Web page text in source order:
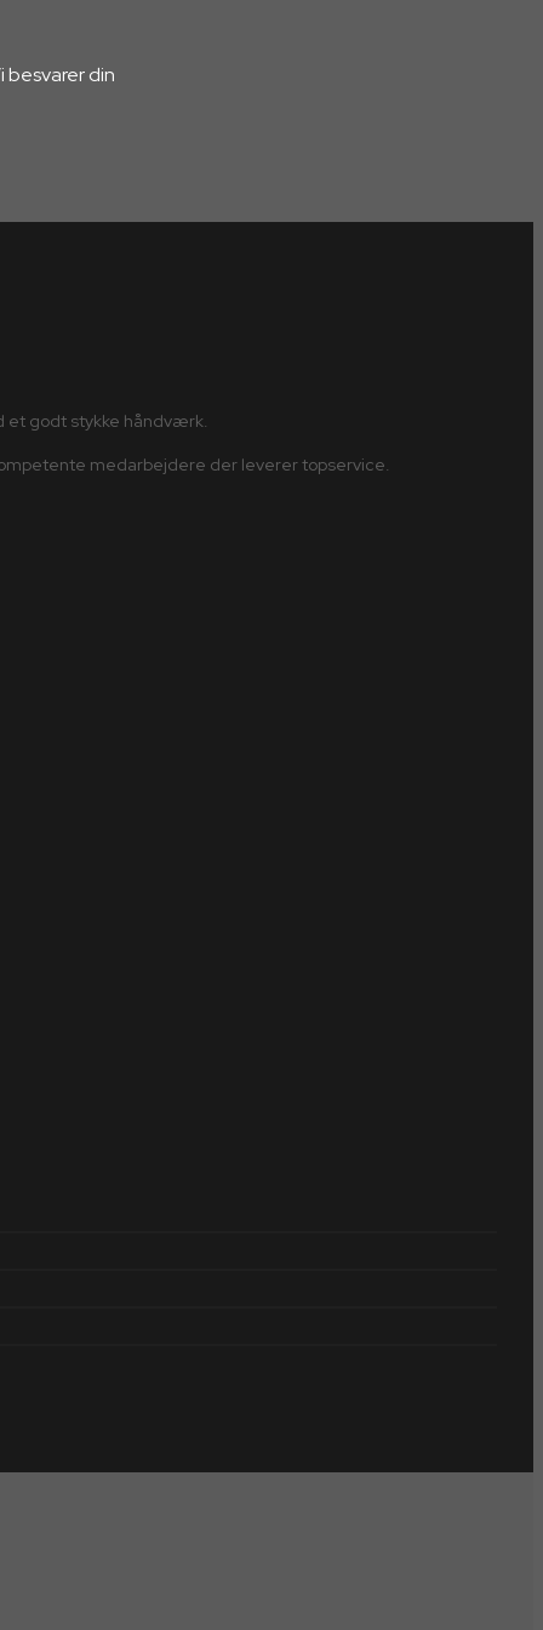
besvarer din
et godt stykke håndværk.
medarbejdere der leverer topservice.